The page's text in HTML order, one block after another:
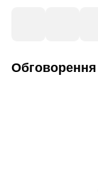
Обговорення